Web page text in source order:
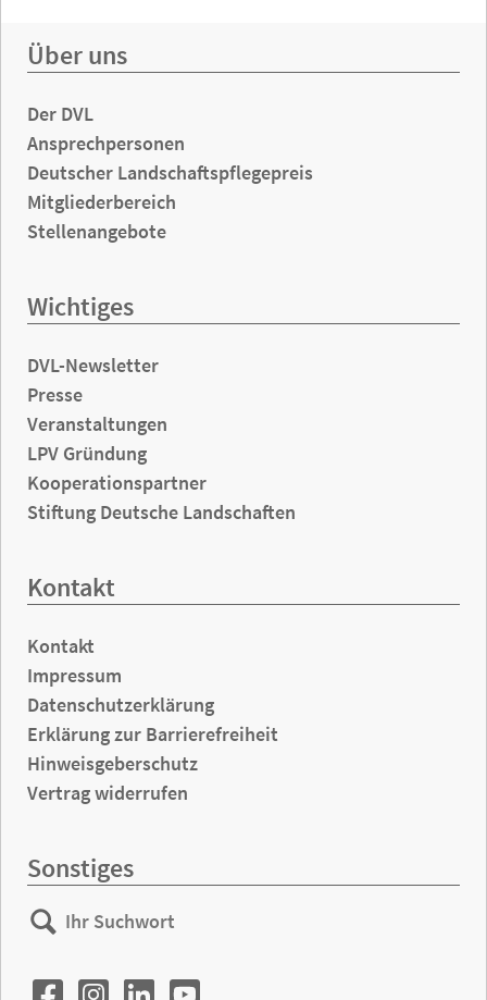
Über uns
Der DVL
Ansprechpersonen
Deutscher Landschaftspflegepreis
Mitgliederbereich
Stellenangebote
Wichtiges
DVL-Newsletter
Presse
Veranstaltungen
LPV Gründung
Kooperationspartner
Stiftung Deutsche Landschaften
Kontakt
Kontakt
Impressum
Datenschutzerklärung
Erklärung zur Barrierefreiheit
Hinweisgeberschutz
Vertrag widerrufen
Sonstiges
Ihr
Suchwort
Suchen